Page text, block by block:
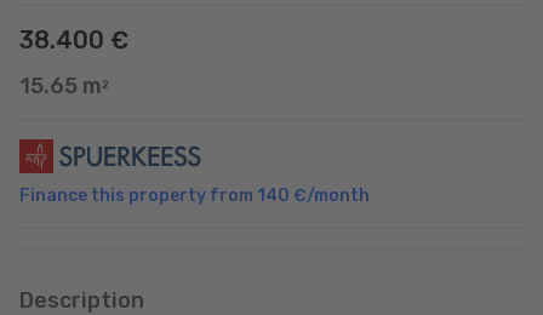
38.400 €
15.65 m 2
Finance this property from 140 €/month
Description